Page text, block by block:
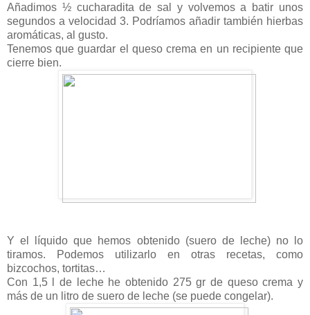
Añadimos ½ cucharadita de sal y volvemos a batir unos
segundos a velocidad 3. Podríamos añadir también hierbas
aromáticas, al gusto.
Tenemos que guardar el queso crema en un recipiente que
cierre bien.
Y el líquido que hemos obtenido (suero de leche) no lo
tiramos. Podemos utilizarlo en otras recetas, como
bizcochos, tortitas…
Con 1,5 l de leche he obtenido 275 gr de queso crema y
más de un litro de suero de leche (se puede congelar).